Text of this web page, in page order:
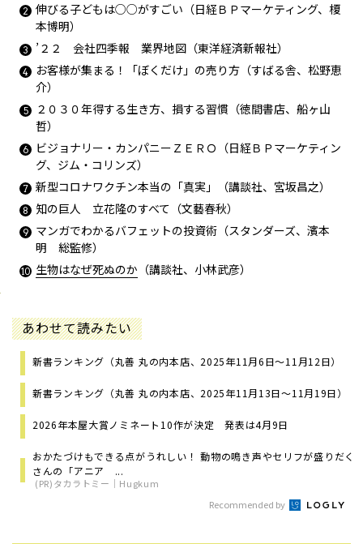
伸びる子どもは○○がすごい（日経ＢＰマーケティング、榎
本博明）
’２２ 会社四季報 業界地図（東洋経済新報社）
お客様が集まる！「ぼくだけ」の売り方（すばる舎、松野恵
介）
２０３０年得する生き方、損する習慣（徳間書店、船ヶ山
哲）
ビジョナリー・カンパニーＺＥＲＯ（日経ＢＰマーケティン
グ、ジム・コリンズ）
新型コロナワクチン本当の「真実」（講談社、宮坂昌之）
知の巨人 立花隆のすべて（文藝春秋）
マンガでわかるバフェットの投資術（スタンダーズ、濱本
明 総監修）
生物はなぜ死ぬのか （講談社、小林武彦）
あわせて読みたい
新書ランキング（丸善 丸の内本店、2025年11月6日～11月12日）
新書ランキング（丸善 丸の内本店、2025年11月13日～11月19日）
2026年本屋大賞ノミネート10作が決定 発表は4月9日
おかたづけもできる点がうれしい！ 動物の鳴き声やセリフが盛りだく
さんの「アニア ...
(PR)タカラトミー｜Hugkum
Recommended by